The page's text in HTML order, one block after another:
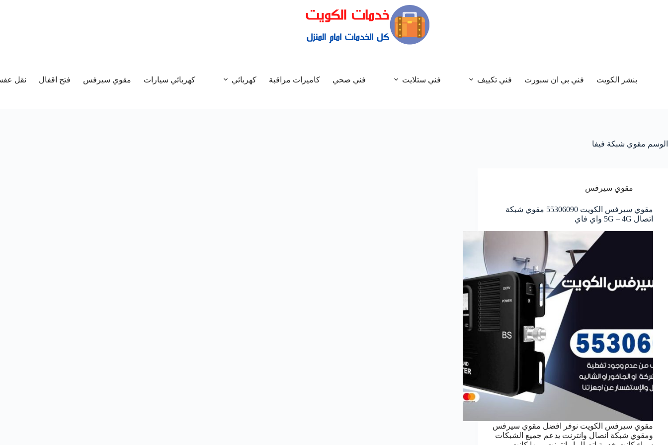
بنشر الكويت فني بي ان سبورت فني تكييف فني ستلايت فني صحي كاميرات مراقبة كهربائي كهربائي سيارات مقوي سيرفس فتح اقفال نقل
الوسم مقوي شبكة فيفا
مقوي سيرفس
مقوي سيرفس الكويت 55306090 مقوي شبكة
اتصال 5G – 4G واي فاي
مقوي سيرفس الكويت نوفر افضل مقوي سيرفس
ومقوي شبكة انصال وانترنت يدعم جميع الشبكات